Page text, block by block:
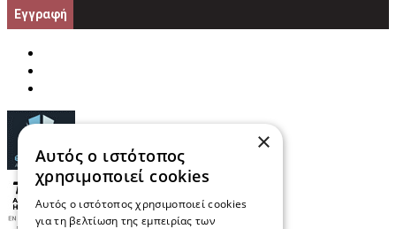
Εγγραφή
×
Αυτός ο ιστότοπος
χρησιμοποιεί cookies
Αυτός ο ιστότοπος χρησιμοποιεί cookies
για τη βελτίωση της εμπειρίας των